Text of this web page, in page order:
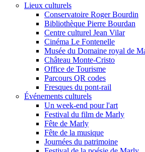
Lieux culturels
Conservatoire Roger Bourdin
Bibliothèque Pierre Bourdan
Centre culturel Jean Vilar
Cinéma Le Fontenelle
Musée du Domaine royal de
Château Monte-Cristo
Office de Tourisme
Parcours QR codes
Fresques du pont-rail
Événements culturels
Un week-end pour l'art
Festival du film de Marly
Fête de Marly
Fête de la musique
Journées du patrimoine